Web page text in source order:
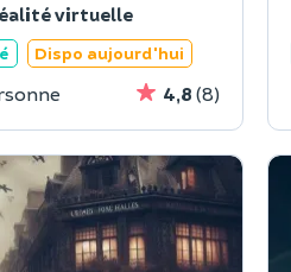
virtuelle
Dispo aujourd'hui
4,8 (8)